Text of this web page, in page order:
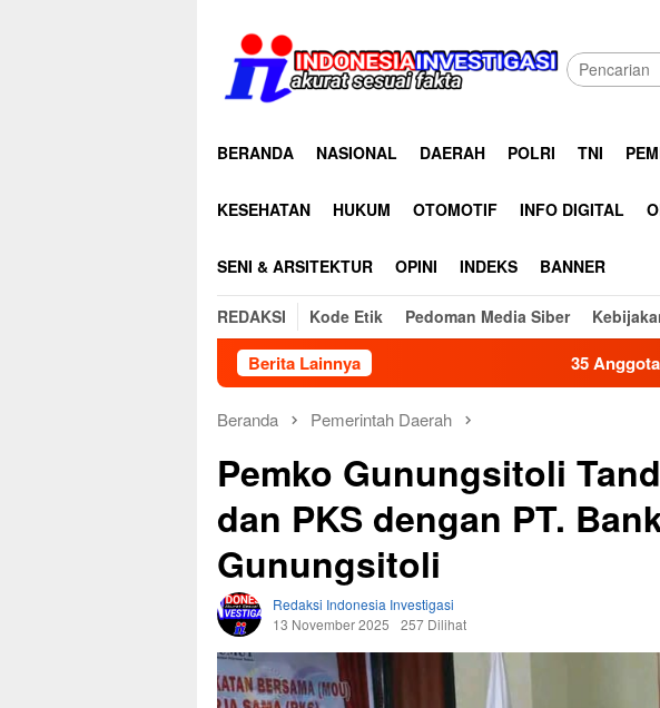
konten
BERANDA NASIONAL DAERAH POLRI TNI
KESEHATAN HUKUM OTOMOTIF INFO DIGITAL
SENI & ARSITEKTUR OPINI INDEKS BANNER
REDAKSI Kode Etik Pedoman Media Siber
Berita Lainnya 35 Anggota RAPI Aceh
Beranda Pemerintah Daerah
Pemko Gunungsitoli
dan PKS dengan PT.
Gunungsitoli
Redaksi Indonesia Investigasi
13 November 2025
257 Dilihat